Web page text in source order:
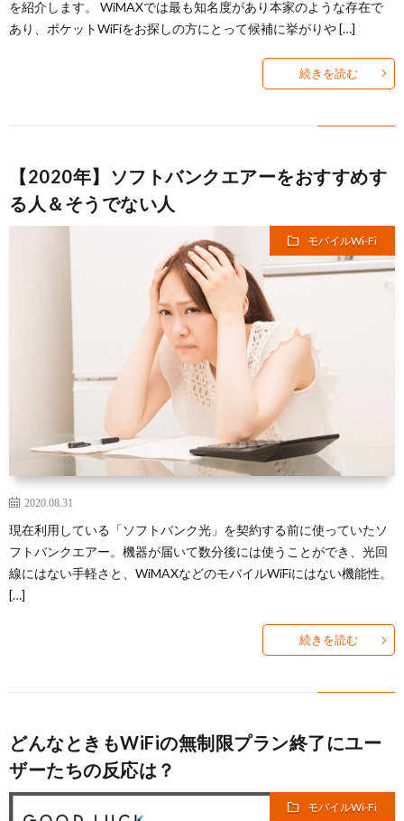
を紹介します。 WiMAXでは最も知名度があり本家のような存在で
あり、ポケットWiFiをお探しの方にとって候補に挙がりや […]
続きを読む
【2020年】ソフトバンクエアーをおすすめす
る人＆そうでない人
モバイルWi-Fi
2020.08.31
現在利用している「ソフトバンク光」を契約する前に使っていたソ
フトバンクエアー。機器が届いて数分後には使うことができ、光回
線にはない手軽さと、WiMAXなどのモバイルWiFiにはない機能性。
[…]
続きを読む
どんなときもWiFiの無制限プラン終了にユー
ザーたちの反応は？
モバイルWi-Fi